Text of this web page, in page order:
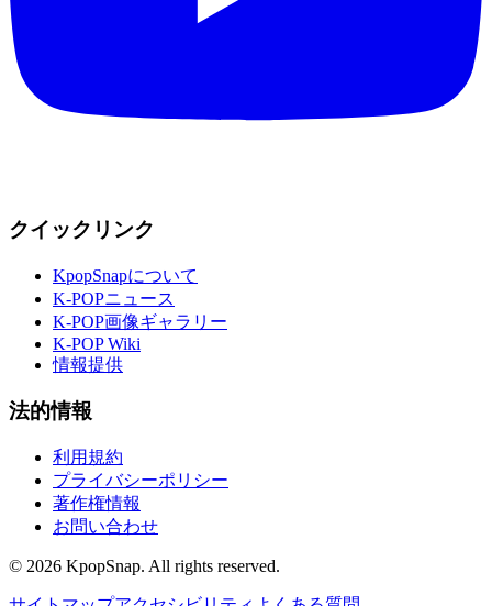
クイックリンク
KpopSnapについて
K-POPニュース
K-POP画像ギャラリー
K-POP Wiki
情報提供
法的情報
利用規約
プライバシーポリシー
著作権情報
お問い合わせ
© 2026 KpopSnap. All rights reserved.